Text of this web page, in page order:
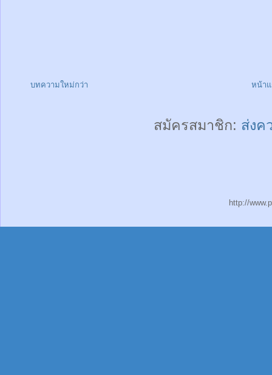
บทความใหม่กว่า หน้า
สมัครสมาชิก: ส่งค
http://